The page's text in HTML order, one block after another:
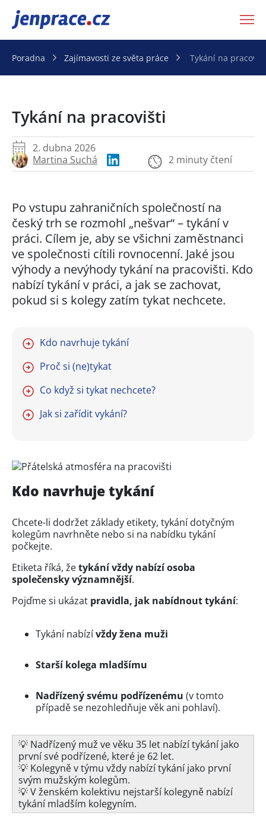
JenPráce.cz
Poradna Zajímavosti ze světa práce Tykání na
Tykání na pracovišti
2. dubna 2026
Martina Suchá
2 minuty čtení
Po vstupu zahraničních společností na
český trh se rozmohl „nešvar“ – tykání v
práci. Cílem je, aby se všichni zaměstnanci
ve společnosti cítili rovnocenní. Jaké jsou
výhody a nevýhody tykání na pracovišti. Kdo
nabízí tykání v práci, a jak se zachovat,
pokud si s kolegy zatím tykat nechcete.
Kdo navrhuje tykání
Proč si (ne)tykat
Co když si tykat nechcete?
Jak si zařídit vykání?
Kdo navrhuje tykání
Chcete-li dodržet základy etikety, tykání dotyčným
kolegům navrhněte nebo si na nabídku tykání
počkejte.
Etiketa říká, žetykání vždy nabízí osoba
společensky významnější.
Pojďme si ukázat pravidla, jak nabídnout tykání:
Tykání nabízívždy žena muži
Starší kolega mladšímu
Nadřízený svému podřízenému (v tomto
případě se nezohledňuje věk ani pohlaví).
💡 Nadřízený muž ve věku 35 let nabízí tykání jako
první své podřízené, které je 62 let.
💡 Kolegyně v týmu vždy nabízí tykání jako první
svým mužským kolegům.
💡 V ženském kolektivu nejstarší kolegyně nabízí
tykání mladším kolegyním.